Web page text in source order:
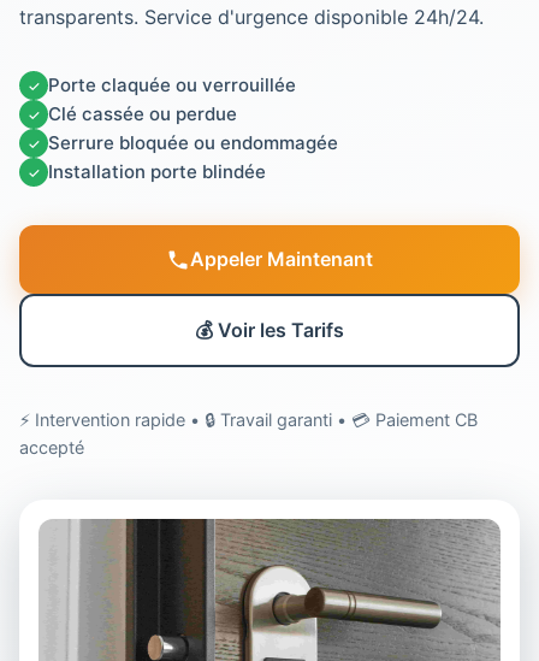
transparents. Service d'urgence disponible 24h/24.
✓ Porte claquée ou verrouillée
✓ Clé cassée ou perdue
✓ Serrure bloquée ou endommagée
✓ Installation porte blindée
Appeler Maintenant
💰 Voir les Tarifs
⚡ Intervention rapide • 🔒 Travail garanti • 💳 Paiement CB
accepté